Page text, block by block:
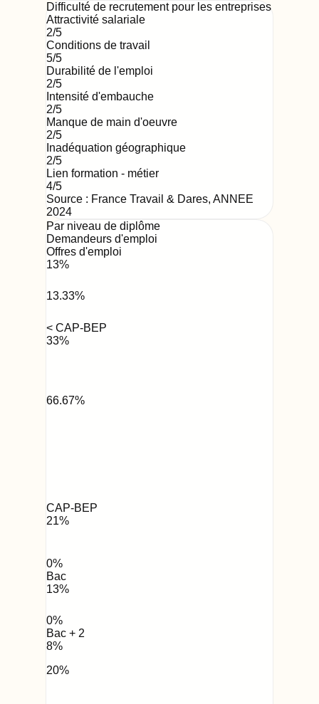
Difficulté de recrutement pour les entreprises
Attractivité salariale
2/5
Conditions de travail
5/5
Durabilité de l'emploi
2/5
Intensité d'embauche
2/5
Manque de main d'oeuvre
2/5
Inadéquation géographique
2/5
Lien formation - métier
4/5
Source : France Travail & Dares, ANNEE
2024
Par niveau de diplôme
Demandeurs d'emploi
Offres d'emploi
13%
13.33%
< CAP-BEP
33%
66.67%
CAP-BEP
21%
0%
Bac
13%
0%
Bac + 2
8%
20%